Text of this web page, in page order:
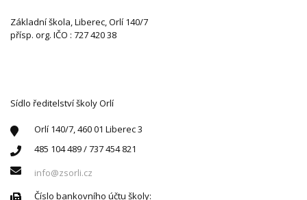
Základní škola, Liberec, Orlí 140/7
přísp. org. IČO : 727 420 38
Sídlo ředitelství školy Orlí
Orlí 140/7, 460 01 Liberec 3
485 104 489 / 737 454 821
info@zsorli.cz
Číslo bankovního účtu školy: